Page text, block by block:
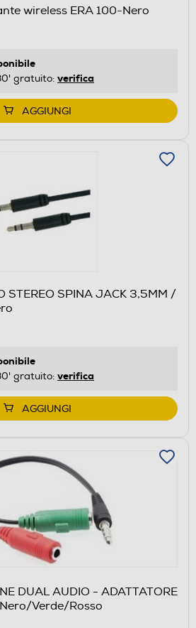
wireless ERA 100-Nero
gratuito: verifica
AGGIUNGI
STEREO SPINA JACK 3,5MM /
gratuito: verifica
AGGIUNGI
DUAL AUDIO - ADATTATORE
Verde/Rosso